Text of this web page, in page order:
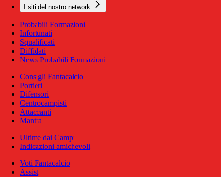
I siti del nostro network
Probabili Formazioni
Infortunati
Squalificati
Diffidati
News Probabili Formazioni
Consigli Fantacalcio
Portieri
Difensori
Centrocampisti
Attaccanti
Mantra
Ultime dai Campi
Indicazioni amichevoli
Voti Fantacalcio
Assist